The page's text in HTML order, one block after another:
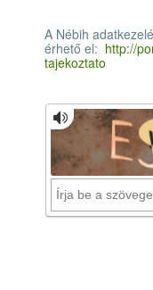
A Nébih
érhető el: http://
tajekoztato
A Nébih